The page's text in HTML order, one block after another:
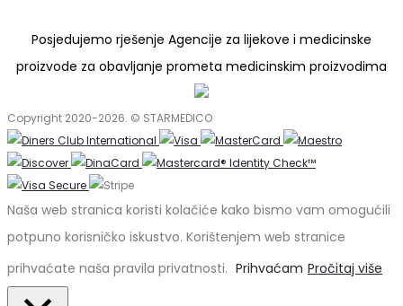
Posjedujemo rješenje Agencije za lijekove i medicinske
proizvode za obavljanje prometa medicinskim proizvodima
Copyright 2020-2026. © STARMEDICO
Naša web stranica koristi kolačiće kako bismo vam omogućili
potpuno korisničko iskustvo. Korištenjem web stranice
prihvaćate naša pravila privatnosti. Prihvaćam Pročitaj više